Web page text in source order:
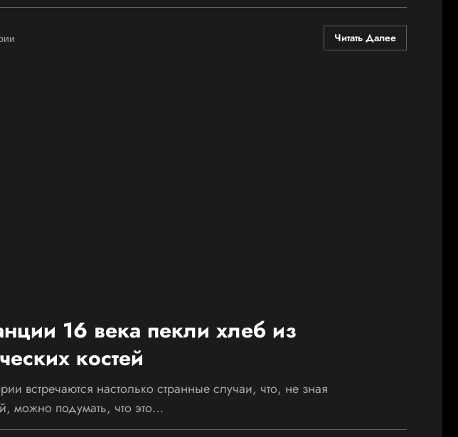
Читать Далее
16 века пекли хлеб из
костей
встречаются настолько странные случаи, что, не зная
можно подумать, что это…